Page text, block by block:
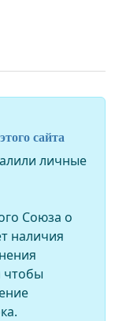
сайта
личные
Союза о
наличия
чтобы